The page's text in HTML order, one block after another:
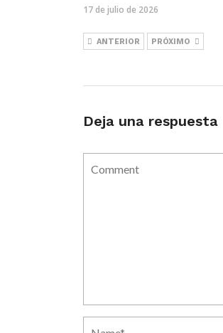
17 de julio de 2026
ANTERIOR PRÓXIMO
Deja una respuesta